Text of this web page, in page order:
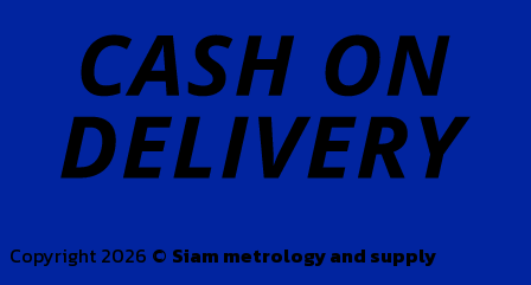
Copyright 2026 © Siam metrology and supply